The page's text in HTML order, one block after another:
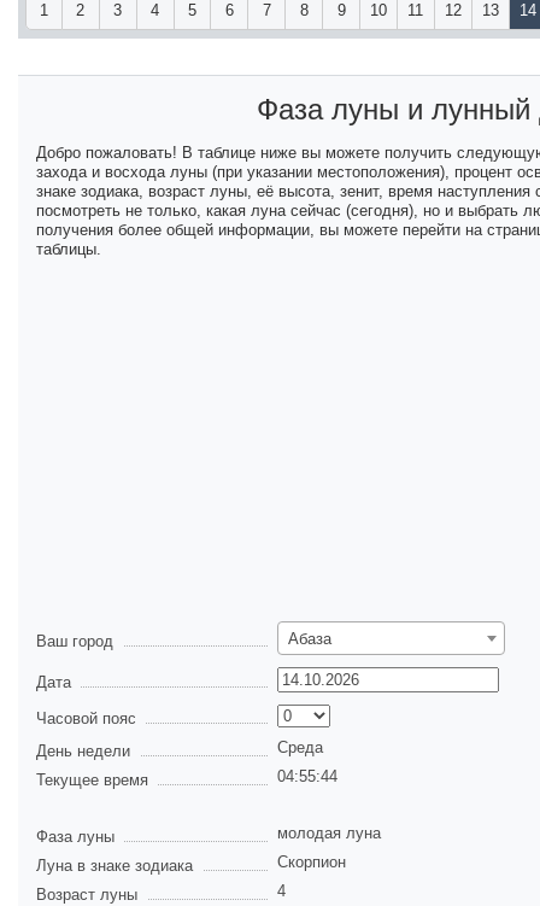
1 2 3 4 5 6 7 8 9 10 11 12 13 14
Фаза луны и
Добро пожаловать! В таблице ниже вы можете получить
захода и восхода луны (при указании местоположения), процент
знаке зодиака, возраст луны, её высота, зенит, время
посмотреть не только, какая луна сейчас (сегодня), но и
получения более общей информации, вы можете перейти на
таблицы.
Ваш город Абаза
Дата
Часовой пояс
День недели
Среда
Текущее время
04:55:44
Фаза луны
молодая луна
Луна в знаке зодиака
Скорпион
Возраст луны
4